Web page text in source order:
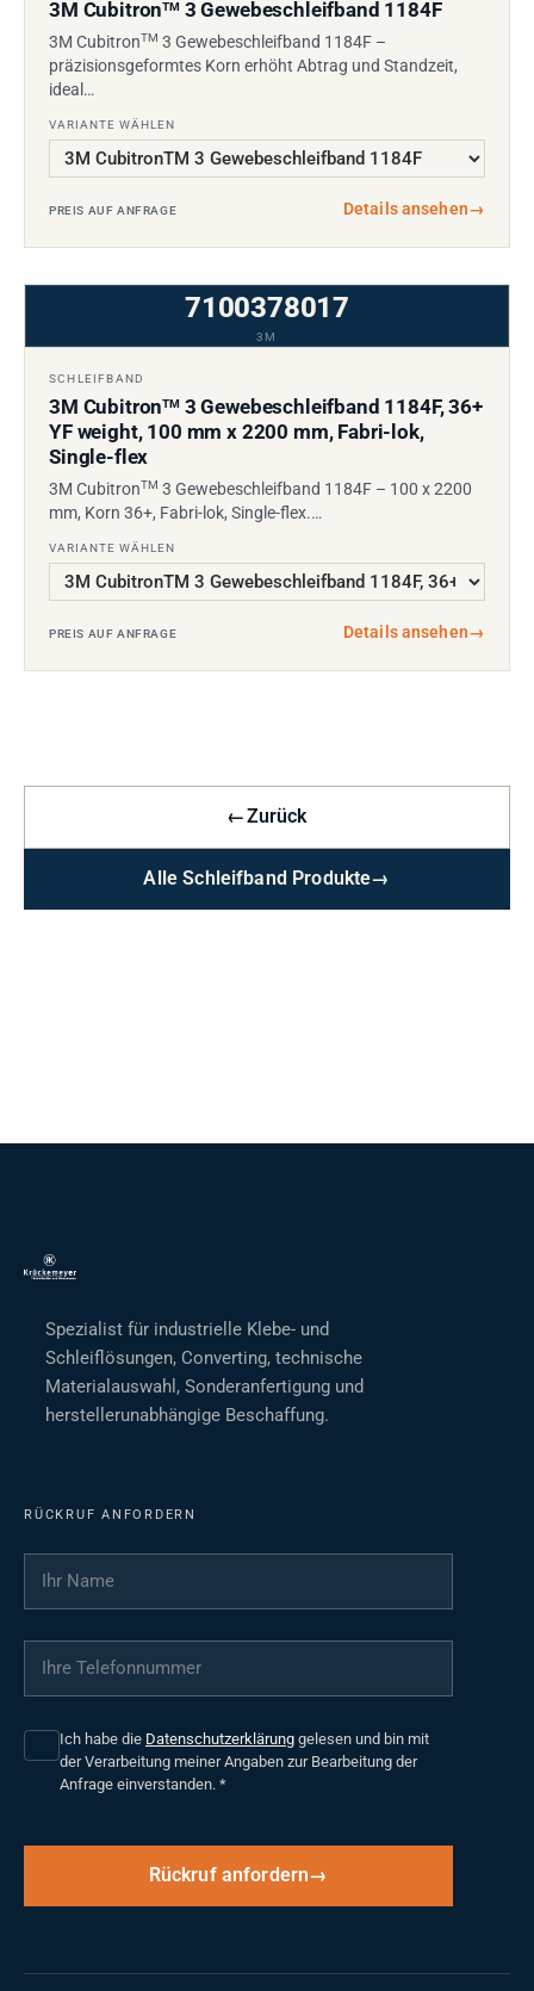
3M CubitronTM3 Gewebeschleifband 1184F
3M CubitronTM 3 Gewebeschleifband 1184F –
präzisionsgeformtes Korn erhöht Abtrag und Standzeit,
ideal…
VARIANTE WÄHLEN
PREIS AUF ANFRAGE Details ansehen→
7100378017
3M
SCHLEIFBAND
3M CubitronTM3 Gewebeschleifband 1184F, 36+
YF weight, 100 mm x 2200 mm, Fabri-lok,
Single-flex
3M CubitronTM 3 Gewebeschleifband 1184F – 100 x 2200
mm, Korn 36+, Fabri-lok, Single-flex.…
VARIANTE WÄHLEN
PREIS AUF ANFRAGE Details ansehen→
←Zurück
Alle Schleifband Produkte→
Spezialist für industrielle Klebe- und
Schleiflösungen, Converting, technische
Materialauswahl, Sonderanfertigung und
herstellerunabhängige Beschaffung.
RÜCKRUF ANFORDERN
Ihr Name
Ihre Telefonnummer
Ich habe die Datenschutzerklärung gelesen und bin mit
der Verarbeitung meiner Angaben zur Bearbeitung der
Anfrage einverstanden. *
Rückruf anfordern